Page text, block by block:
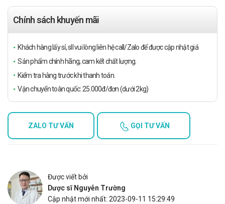
Chính sách khuyến mãi
Khách hàng lấy sỉ, sll vui lòng liên hệ call/Zalo để được cập nhật giá
Sản phẩm chính hãng, cam kết chất lượng.
Kiểm tra hàng trước khi thanh toán.
Vận chuyển toàn quốc: 25.000đ/đơn (dưới 2kg)
ZALO TƯ VẤN GỌI TƯ VẤN
Được viết bởi
Dược sĩ Nguyễn Trường
Cập nhật mới nhất: 2023-09-11 15:29:49